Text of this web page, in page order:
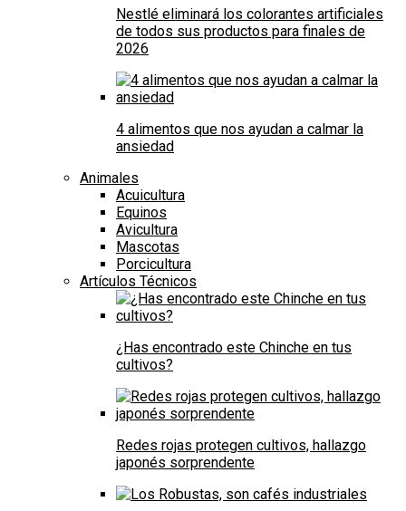
Nestlé eliminará los colorantes artificiales
de todos sus productos para finales de
2026
4 alimentos que nos ayudan a calmar la
ansiedad
Animales
Acuicultura
Equinos
Avicultura
Mascotas
Porcicultura
Artículos Técnicos
¿Has encontrado este Chinche en tus
cultivos?
Redes rojas protegen cultivos, hallazgo
japonés sorprendente